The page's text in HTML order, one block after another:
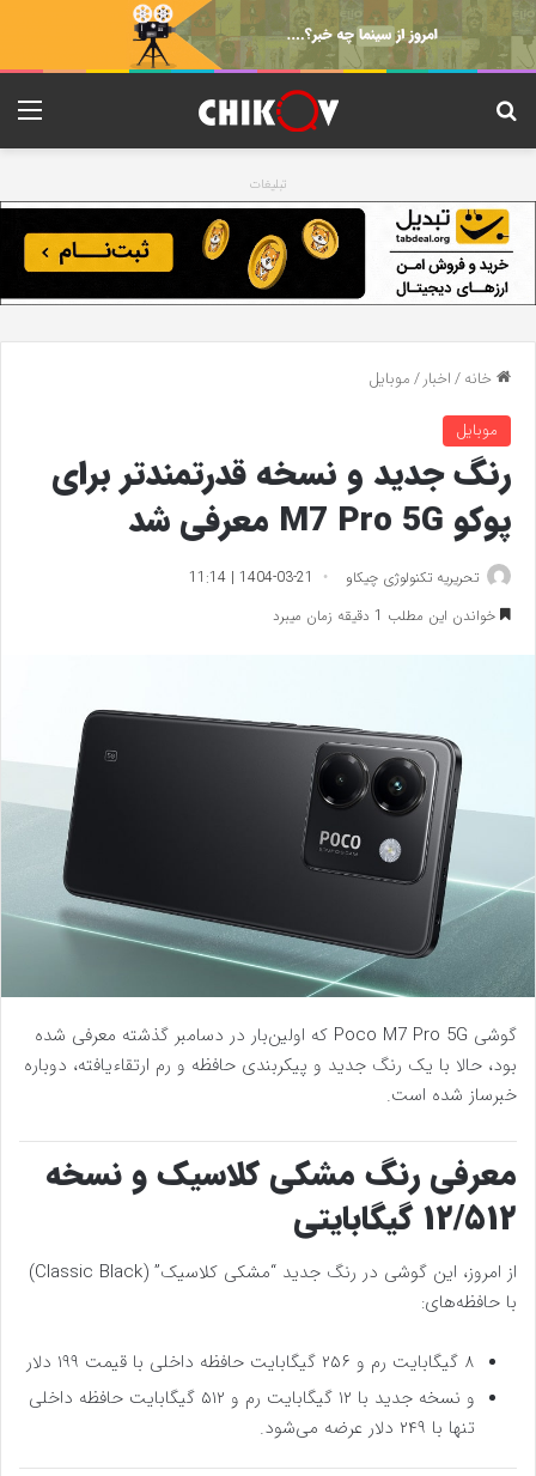
تبلیغات
خانه/اخبار/موبایل
موبایل
رنگ جدید و نسخه قدرتمندتر برای
پوکو M7 Pro 5G معرفی شد
تحریریه تکنولوژی چیکاو
1404-03-21 | 11:14
خواندن این مطلب 1 دقیقه زمان میبرد
گوشی Poco M7 Pro 5G که اولین‌بار در دسامبر گذشته معرفی شده
بود، حالا با یک رنگ جدید و پیکربندی حافظه و رم ارتقاءیافته، دوباره
خبرساز شده است.
معرفی رنگ مشکی کلاسیک و نسخه
۱۲/۵۱۲ گیگابایتی
از امروز، این گوشی در رنگ جدید “مشکی کلاسیک” (Classic Black)
با حافظه‌های:
۸ گیگابایت رم و ۲۵۶ گیگابایت حافظه داخلی با قیمت ۱۹۹ دلار
و نسخه جدید با ۱۲ گیگابایت رم و ۵۱۲ گیگابایت حافظه داخلی
تنها با ۲۴۹ دلار عرضه می‌شود.